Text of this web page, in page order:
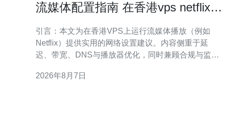
流媒体配置指南 在香港vps netflix上
引言：本文为在香港VPS上运行流媒体播放（例如
Netflix）提供实用的网络设置建议。内容侧重于延
迟、带宽、DNS与播放器优化，同时兼顾合规与监控
VPS作为流媒体节点 香港地理位置优越，国际出口链
2026年8月7日